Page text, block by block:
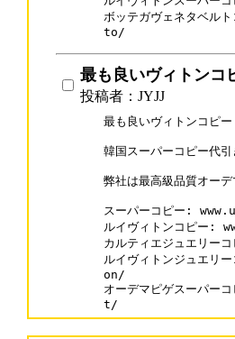
ボッテガヴェネタベ
to/
最も良いヴィトンコ
投稿者：JYJJ
最も良いヴィトンコピー
韓国スーパーコピー代
弊社は最高級品質オー
スーパーコピー:
ルイヴィトンコピ
カルティエジュエリ
ルイヴィトンジュエ
on/
オーデマピゲスーパ
t/